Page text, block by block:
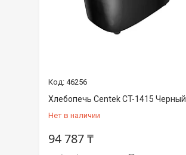
46256
Хлебопечь Centek CT-1415 Черный
Нет в наличии
94 787 ₸